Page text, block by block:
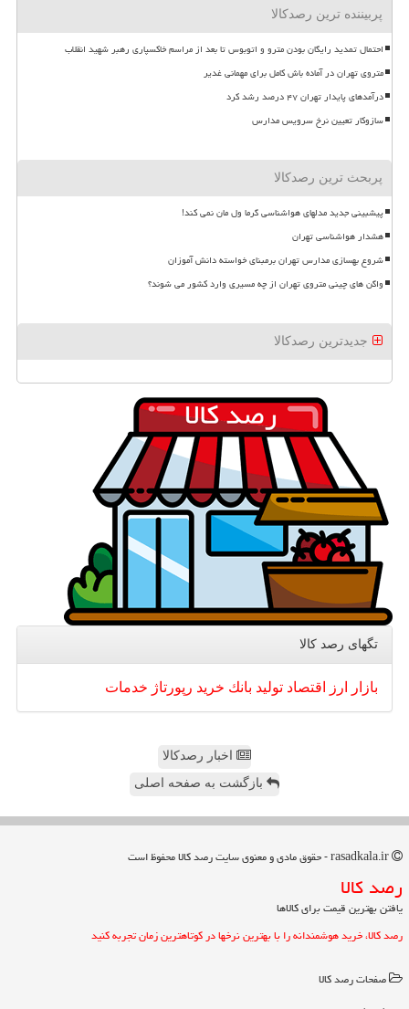
پربیننده ترین رصدکالا
احتمال تمدید رایگان بودن مترو و اتوبوس تا بعد از مراسم خاکسپاری رهبر شهید انقلاب
متروی تهران در آماده باش کامل برای مهمانی غدیر
درآمدهای پایدار تهران ۴۷ درصد رشد کرد
سازوکار تعیین نرخ سرویس مدارس
پربحث ترین رصدکالا
پیشبینی جدید مدلهای هواشناسی گرما ول مان نمی کند!
هشدار هواشناسی تهران
شروع بهسازی مدارس تهران برمبنای خواسته دانش آموزان
واگن های چینی متروی تهران از چه مسیری وارد کشور می شوند؟
جدیدترین رصدکالا
تگهای رصد كالا
بازار ارز اقتصاد تولید بانك خرید رپورتاژ خدمات
اخبار رصدکالا
بازگشت به صفحه اصلی
رصد كالا
یافتن بهترین قیمت برای کالاها
رصد کالا، خرید هوشمندانه را با بهترین نرخها در کوتاهترین زمان تجربه کنید
صفحات رصد كالا